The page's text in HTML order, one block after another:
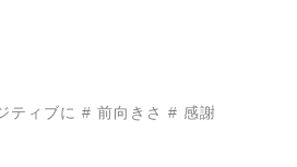
ティブに # 前向きさ # 感謝